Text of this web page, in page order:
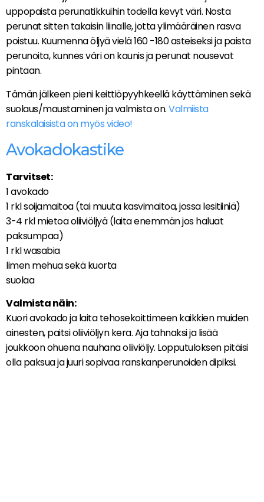
uppopaista perunatikkuihin todella kevyt väri. Nosta
perunat sitten takaisin liinalle, jotta ylimääräinen rasva
poistuu. Kuumenna öljyä vielä 160 -180 asteiseksi ja paista
perunoita, kunnes väri on kaunis ja perunat nousevat
pintaan.
Tämän jälkeen pieni keittiöpyyhkeellä käyttäminen sekä
suolaus/maustaminen ja valmista on.Valmiista
ranskalaisista on myös video!
Avokadokastike
Tarvitset:
1 avokado
1 rkl soijamaitoa (tai muuta kasvimaitoa, jossa lesitiiniä)
3-4 rkl mietoa oliiviöljyä (laita enemmän jos haluat
paksumpaa)
1 rkl wasabia
limen mehua sekä kuorta
suolaa
Valmista näin:
Kuori avokado ja laita tehosekoittimeen kaikkien muiden
ainesten, paitsi oliiviöljyn kera. Aja tahnaksi ja lisää
joukkoon ohuena nauhana oliiviöljy. Lopputuloksen pitäisi
olla paksua ja juuri sopivaa ranskanperunoiden dipiksi.